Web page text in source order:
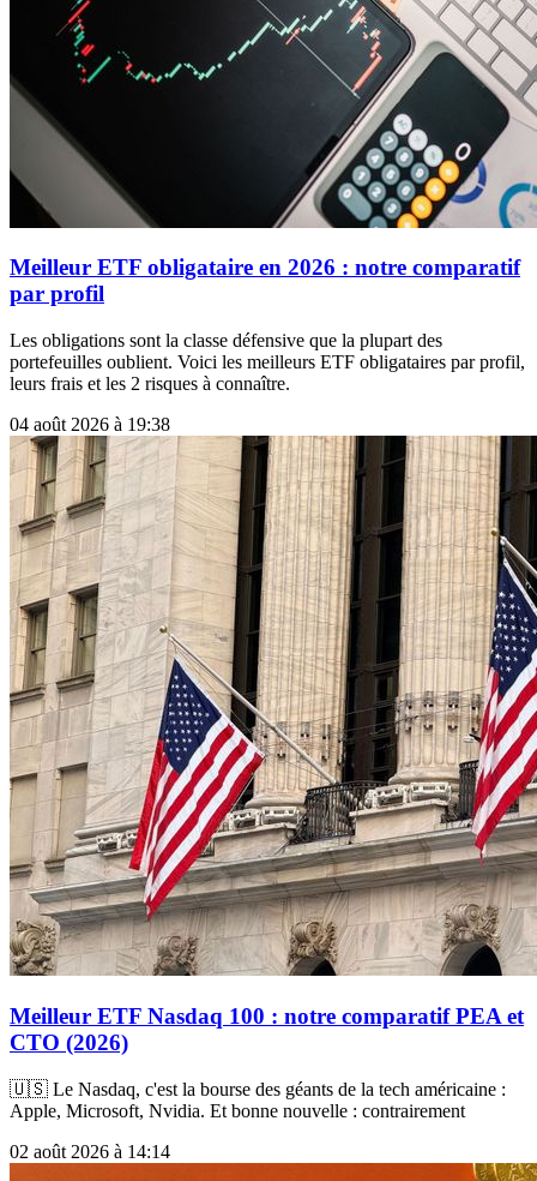
Meilleur ETF obligataire en 2026 : notre comparatif
par profil
Les obligations sont la classe défensive que la plupart des
portefeuilles oublient. Voici les meilleurs ETF obligataires par profil,
leurs frais et les 2 risques à connaître.
04 août 2026 à 19:38
Meilleur ETF Nasdaq 100 : notre comparatif PEA et
CTO (2026)
🇺🇸 Le Nasdaq, c'est la bourse des géants de la tech américaine :
Apple, Microsoft, Nvidia. Et bonne nouvelle : contrairement
02 août 2026 à 14:14